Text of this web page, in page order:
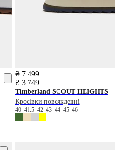
₴ 7 499
₴ 3 749
Timberland SCOUT HEIGHTS
Кросівки повсякденні
40 41.5 42 43 44 45 46